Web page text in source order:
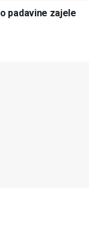
padavine zajele